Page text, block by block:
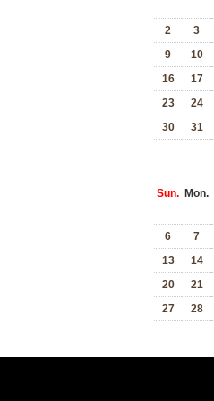
2
3
9
10
16
17
23
24
30
31
Sun. Mon.
6
7
13
14
20
21
27
28